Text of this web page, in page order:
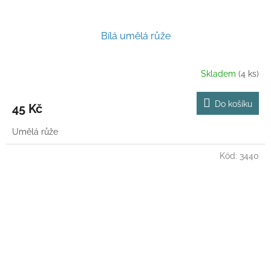
Bílá umělá růže
Skladem (4 ks)
45 Kč Do košíku
Umělá růže
Kód: 3440